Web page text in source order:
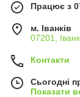
Працює з
м. Іванків
07201,
Контакти
Сьогодні
Показати